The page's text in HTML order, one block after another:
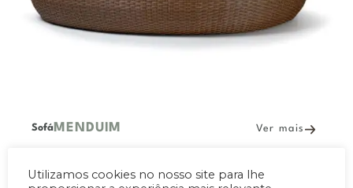
Sofá MENDUIM Ver mais
Utilizamos cookies no nosso site para lhe